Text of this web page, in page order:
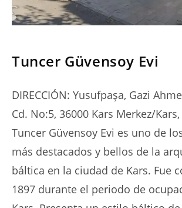
Tuncer Güvensoy Evi
DIRECCIÓN: Yusufpaşa, Gazi
Cd. No:5, 36000 Kars Merkez/
Tuncer Güvensoy Evi es uno de
más destacados y bellos de la
báltica en la ciudad de Kars. Fue
1897 durante el periodo de